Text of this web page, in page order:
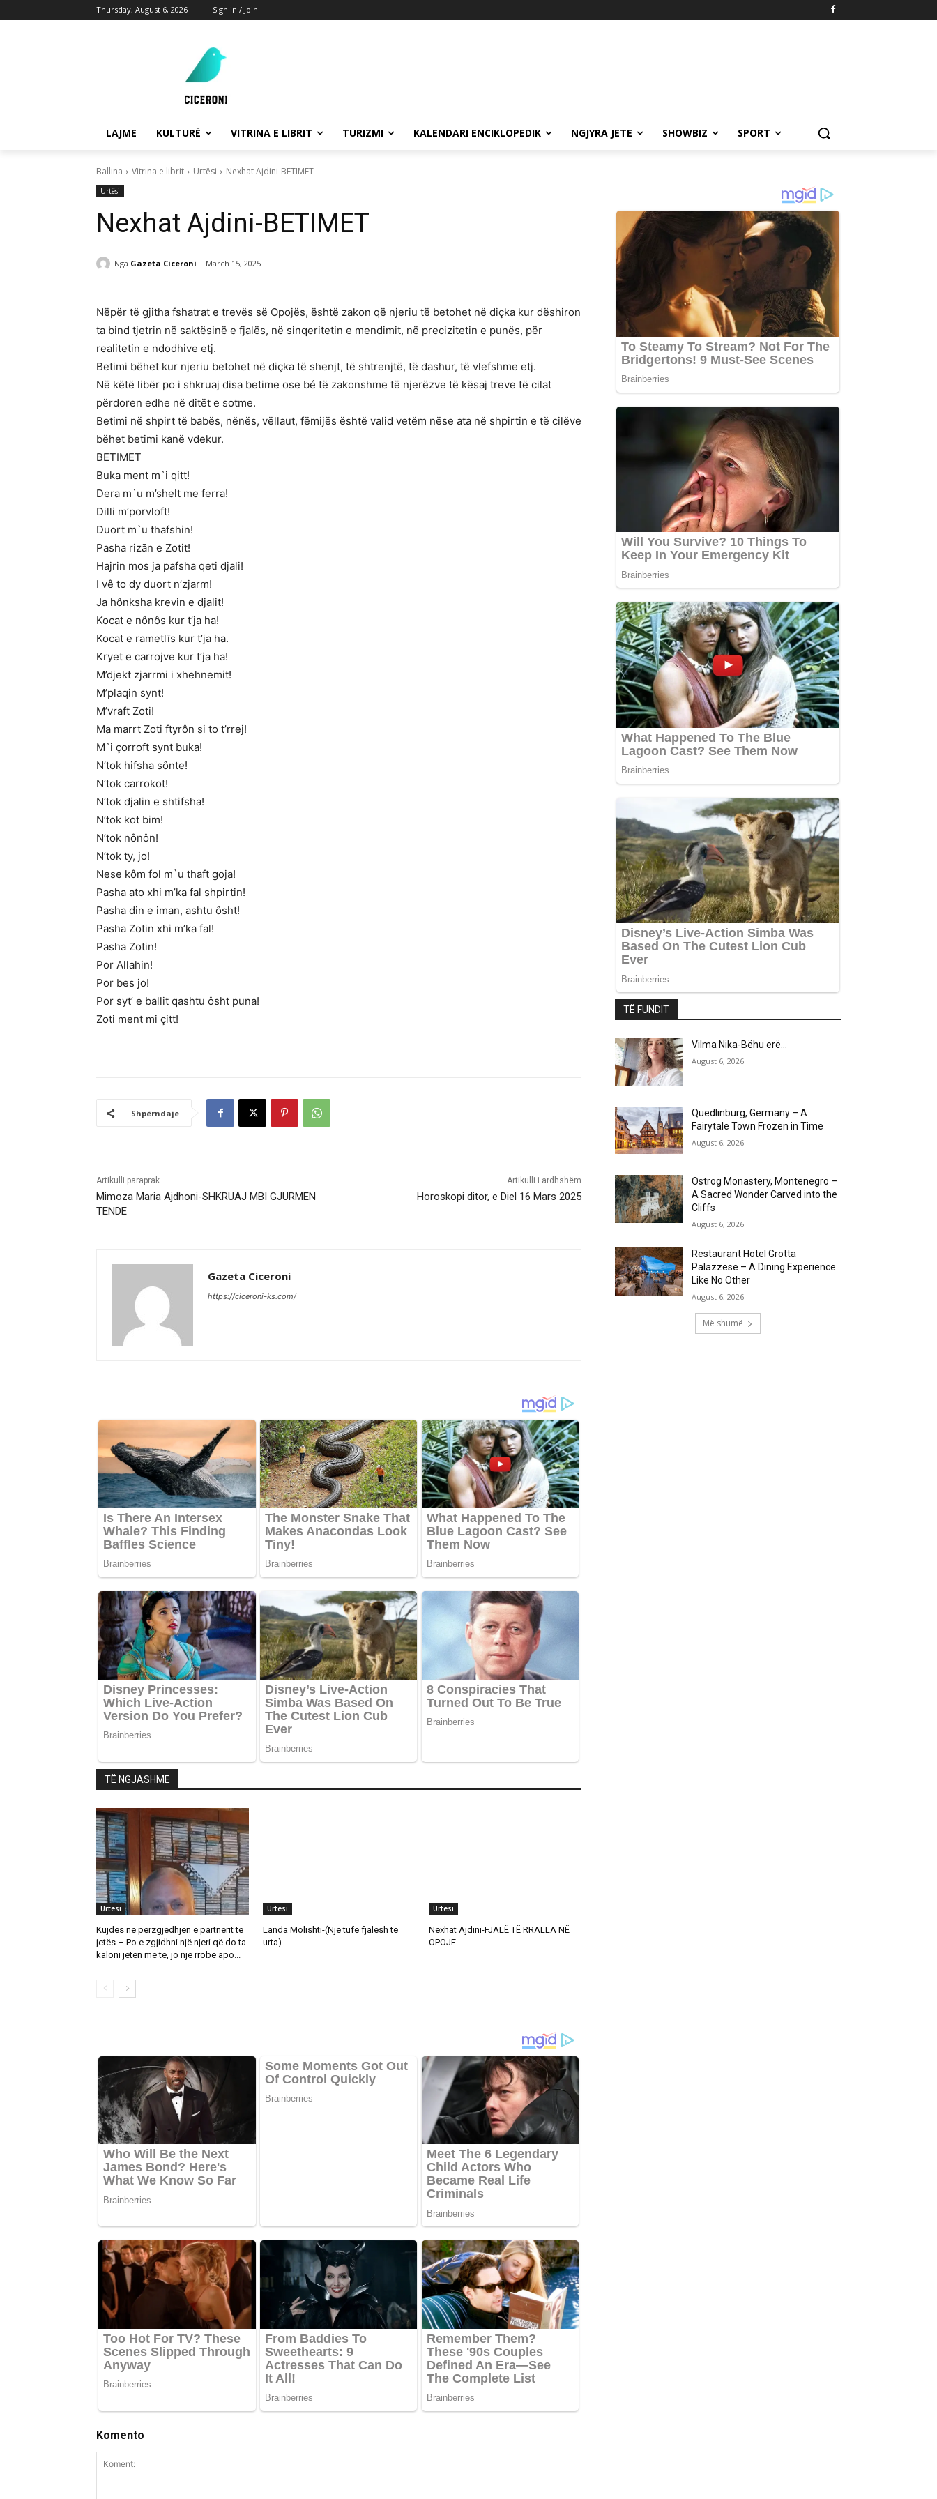
Thursday, August 6, 2026 Sign in / Join
LAJME KULTURË VITRINA E LIBRIT TURIZMI KALENDARI ENCIKLOPEDIK NGJYRA JETE SHOWBIZ SPORT
Ballina Vitrina e librit Urtësi Nexhat Ajdini-BETIMET
Urtësi
Nexhat Ajdini-BETIMET
Nga Gazeta Ciceroni March 15, 2025
Nëpër të gjitha fshatrat e trevës së Opojës, është zakon që njeriu të betohet në diçka kur dëshiron
ta bind tjetrin në saktësinë e fjalës, në sinqeritetin e mendimit, në precizitetin e punës, për
realitetin e ndodhive etj.
Betimi bëhet kur njeriu betohet në diçka të shenjt, të shtrenjtë, të dashur, të vlefshme etj.
Në këtë libër po i shkruaj disa betime ose bé të zakonshme të njerëzve të kësaj treve të cilat
përdoren edhe në ditët e sotme.
Betimi në shpirt të babës, nënës, vëllaut, fëmijës është valid vetëm nëse ata në shpirtin e të cilëve
bëhet betimi kanë vdekur.
BETIMET
Buka ment m`i qitt!
Dera m`u m’shelt me ferra!
Dilli m’porvloft!
Duort m`u thafshin!
Pasha rizān e Zotit!
Hajrin mos ja pafsha qeti djali!
I vê to dy duort n’zjarm!
Ja hônksha krevin e djalit!
Kocat e nônôs kur t’ja ha!
Kocat e rametlīs kur t’ja ha.
Kryet e carrojve kur t’ja ha!
M’djekt zjarrmi i xhehnemit!
M’plaqin synt!
M’vraft Zoti!
Ma marrt Zoti ftyrôn si to t’rrej!
M`i çorroft synt buka!
N’tok hifsha sônte!
N’tok carrokot!
N’tok djalin e shtifsha!
N’tok kot bim!
N’tok nônôn!
N’tok ty, jo!
Nese kôm fol m`u thaft goja!
Pasha ato xhi m’ka fal shpirtin!
Pasha din e iman, ashtu ôsht!
Pasha Zotin xhi m’ka fal!
Pasha Zotin!
Por Allahin!
Por bes jo!
Por syt’ e ballit qashtu ôsht puna!
Zoti ment mi çitt!
Shpërndaje
Artikulli paraprak
Mimoza Maria Ajdhoni-SHKRUAJ MBI GJURMEN
TENDE
Artikulli i ardhshëm
Horoskopi ditor, e Diel 16 Mars 2025
Gazeta Ciceroni
https://ciceroni-ks.com/
TË NGJASHME
Urtësi
Kujdes në përzgjedhjen e partnerit të
jetës – Po e zgjidhni një njeri që do ta
kaloni jetën me të, jo një rrobë apo...
Urtësi
Landa Molishti-(Një tufë fjalësh të
urta)
Urtësi
Nexhat Ajdini-FJALË TË RRALLA NË
OPOJË
Komento
TË FUNDIT
Vilma Nika-Bëhu erë…
August 6, 2026
Quedlinburg, Germany – A
Fairytale Town Frozen in Time
August 6, 2026
Ostrog Monastery, Montenegro –
A Sacred Wonder Carved into the
Cliffs
August 6, 2026
Restaurant Hotel Grotta
Palazzese – A Dining Experience
Like No Other
August 6, 2026
Më shumë